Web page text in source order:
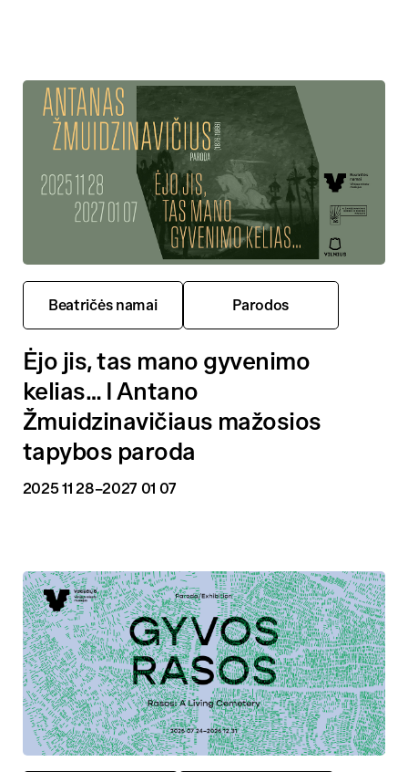
Beatričės namai Parodos
Ėjo jis, tas mano gyvenimo
kelias… I Antano
Žmuidzinavičiaus mažosios
tapybos paroda
2025 11 28–2027 01 07